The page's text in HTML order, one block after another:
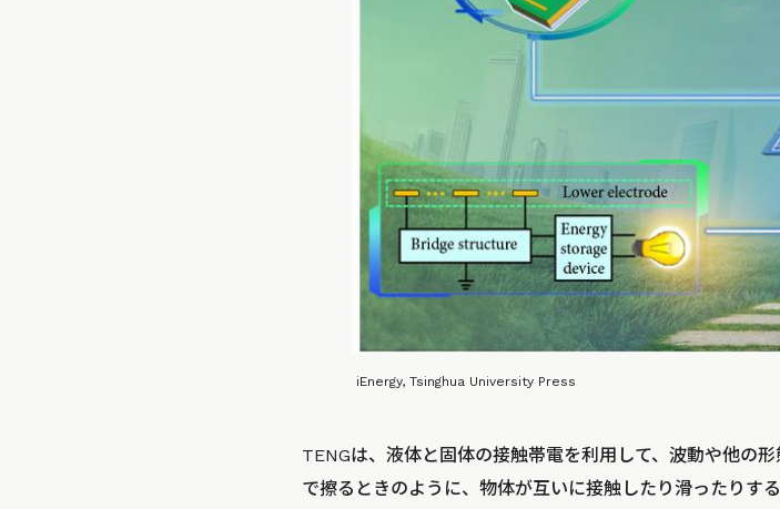
iEnergy, Tsinghua University Press
TENGは、液体と固体の接触帯電を利用して、波動や他の
で擦るときのように、物体が互いに接触したり滑ったりす